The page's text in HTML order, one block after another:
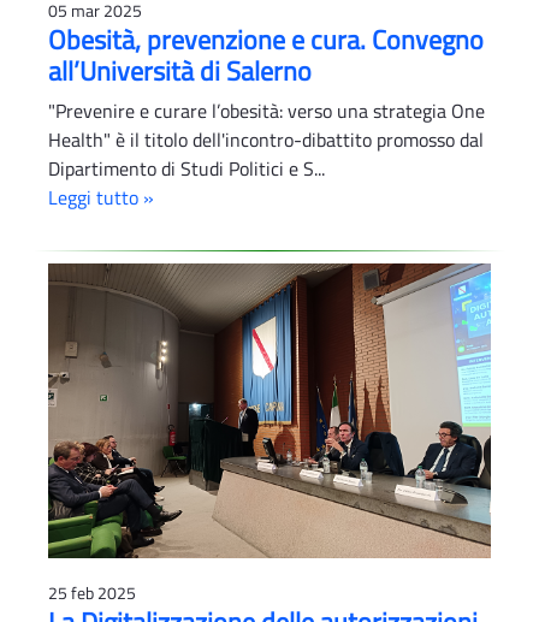
05 mar 2025
Obesità, prevenzione e cura. Convegno
all’Università di Salerno
"Prevenire e curare l’obesità: verso una strategia One
Health" è il titolo dell'incontro-dibattito promosso dal
Dipartimento di Studi Politici e S...
Leggi tutto »
25 feb 2025